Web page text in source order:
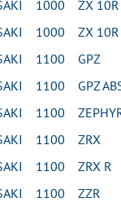
1000 ZX 10R
1000 ZX 10R
1100 GPZ
1100 GPZ
1100
1100 ZRX
1100 ZRX R
1100 ZZR